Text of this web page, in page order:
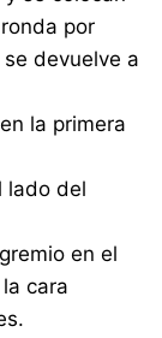
por
devuelve a
la primera
lado del
en el
cara